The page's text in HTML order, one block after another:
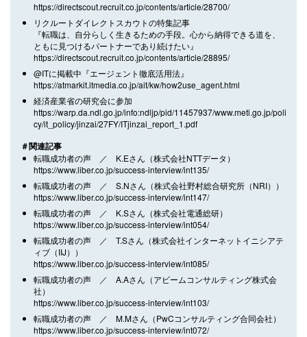
https://directscout.recruit.co.jp/contents/article/28700/
リクルートダイレクトスカウトの特集記事
『転職は、自分らしく生きるための手段。心から納得できる道を、
ともに見つけるパートナーであり続けたい』
https://directscout.recruit.co.jp/contents/article/28895/
@ITに掲載中『エージェント徹底活用法』
https://atmarkit.itmedia.co.jp/ait/kw/how2use_agent.html
経済産業省の研究会に参加
https://warp.da.ndl.go.jp/info:ndljp/pid/11457937/www.meti.go.jp/poli
cy/it_policy/jinzai/27FY/ITjinzai_report_1.pdf
＃関連記事
転職成功者の声 ／ K.Eさん（株式会社NTTデータ）
https://www.liber.co.jp/success-interview/int135/
転職成功者の声 ／ S.Nさん（株式会社野村総合研究所（NRI））
https://www.liber.co.jp/success-interview/int147/
転職成功者の声 ／ K.Sさん（株式会社電通総研）
https://www.liber.co.jp/success-interview/int054/
転職成功者の声 ／ T.Sさん（株式会社インターネットイニシアテ
ィブ（IIJ））
https://www.liber.co.jp/success-interview/int085/
転職成功者の声 ／ A.Aさん（アビームコンサルティング株式会
社）
https://www.liber.co.jp/success-interview/int103/
転職成功者の声 ／ M.Mさん（PwCコンサルティング合同会社）
https://www.liber.co.jp/success-interview/int072/